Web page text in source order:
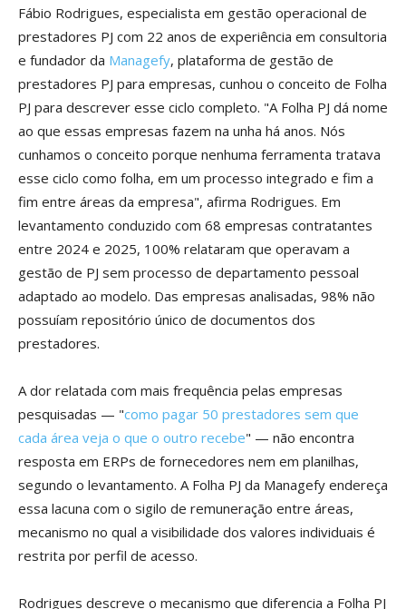
Fábio Rodrigues, especialista em gestão operacional de
prestadores PJ com 22 anos de experiência em consultoria
e fundador da Managefy, plataforma de gestão de
prestadores PJ para empresas, cunhou o conceito de Folha
PJ para descrever esse ciclo completo. "A Folha PJ dá nome
ao que essas empresas fazem na unha há anos. Nós
cunhamos o conceito porque nenhuma ferramenta tratava
esse ciclo como folha, em um processo integrado e fim a
fim entre áreas da empresa", afirma Rodrigues. Em
levantamento conduzido com 68 empresas contratantes
entre 2024 e 2025, 100% relataram que operavam a
gestão de PJ sem processo de departamento pessoal
adaptado ao modelo. Das empresas analisadas, 98% não
possuíam repositório único de documentos dos
prestadores.
A dor relatada com mais frequência pelas empresas
pesquisadas — "como pagar 50 prestadores sem que
cada área veja o que o outro recebe" — não encontra
resposta em ERPs de fornecedores nem em planilhas,
segundo o levantamento. A Folha PJ da Managefy endereça
essa lacuna com o sigilo de remuneração entre áreas,
mecanismo no qual a visibilidade dos valores individuais é
restrita por perfil de acesso.
Rodrigues descreve o mecanismo que diferencia a Folha PJ